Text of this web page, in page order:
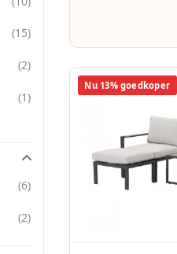
(15)
(2)
(1)
(6)
(2)
Nu 13% goedkoper